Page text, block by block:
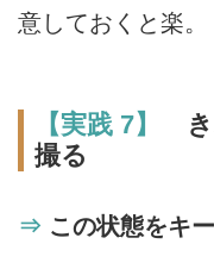
意しておくと楽。
【実践 7】
き
撮る
⇒ この状態をキ